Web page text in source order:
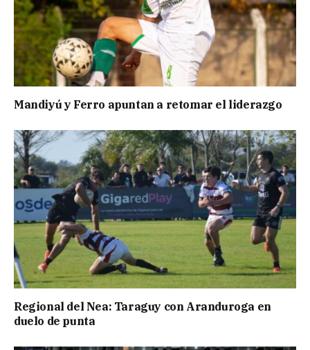
Mandiyú y Ferro apuntan a retomar el liderazgo
Regional del Nea: Taraguy con Aranduroga en
duelo de punta